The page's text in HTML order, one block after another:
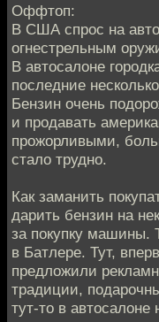
Оффтоп:
В США спрос на
огнестрельным
В автосалоне
последние
Бензин очень
и продавать
прожорливыми,
стало трудно.
Как заманить
дарить бензин на
за покупку машины.
в Батлере. Тут,
предложили
традиции,
тут-то в